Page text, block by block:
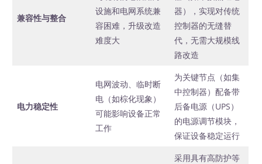
兼容性与整合
设施和电网系统兼
容困难，升级改造
难度大
器），实现对传统
控制器的无缝替
代，无需大规模线
路改造
电力稳定性
电网波动、临时断
电（如棕化现象）
可能影响设备正常
工作
为关键节点（如集
中控制器）配备带
后备电源（UPS）
的电源调节模块，
保证设备稳定运行
采用具有高防护等